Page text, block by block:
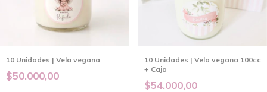
10 Unidades | Vela vegana
$50.000,00
10 Unidades | Vela vegana 100cc
+ Caja
$54.000,00